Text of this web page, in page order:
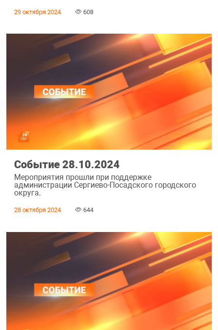
29 октября 2024 608
Событие 28.10.2024
Мероприятия прошли при поддержке
администрации Сергиево-Посадского городского
округа.
28 октября 2024 644